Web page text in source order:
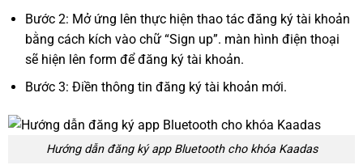
Bước 2: Mở ứng lên thực hiện thao tác đăng ký tài khoản
bằng cách kích vào chữ “Sign up”. màn hình điện thoại
sẽ hiện lên form để đăng ký tài khoản.
Bước 3: Điền thông tin đăng ký tài khoản mới.
Hướng dẫn đăng ký app Bluetooth cho khóa Kaadas